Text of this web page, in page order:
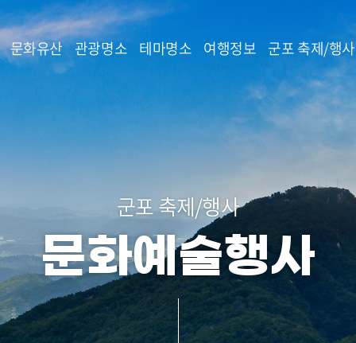
본문 바로가기
문화유산 관광명소 테마명소 여행정보 군포 축제/행사
군포 축제/행사
문화예술행사